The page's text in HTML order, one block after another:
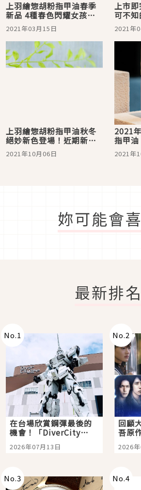
上羽繪惣胡粉指甲油春季
新品 4種春色閃耀女孩的
指尖
2021年03月15日
上市
可不
S」指
2021年
上羽繪惣胡粉指甲油秋冬
絕妙新色登場！近期新品
一次介紹給你
2021年10月06日
2021
指甲油
2021年
妳可能會
最新排名
No.1
在台場欣賞鋼彈最後的
機會！「DiverCity
Tokyo Plaza」搭船、
購物、美食及夜景，一
2026年07月13日
No.2
回顧
吾原
影視
2026
No.3 No.4